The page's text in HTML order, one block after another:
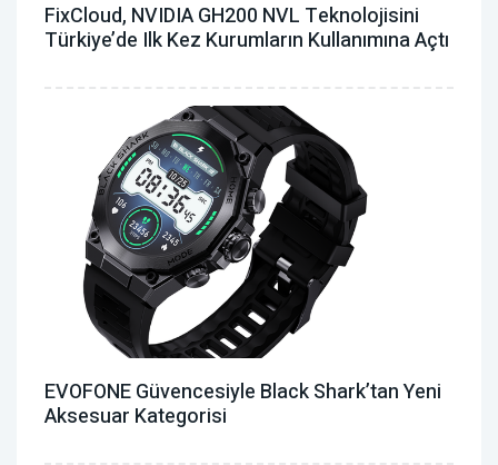
FixCloud, NVIDIA GH200 NVL Teknolojisini
Türkiye’de Ilk Kez Kurumların Kullanımına Açtı
EVOFONE Güvencesiyle Black Shark’tan Yeni
Aksesuar Kategorisi